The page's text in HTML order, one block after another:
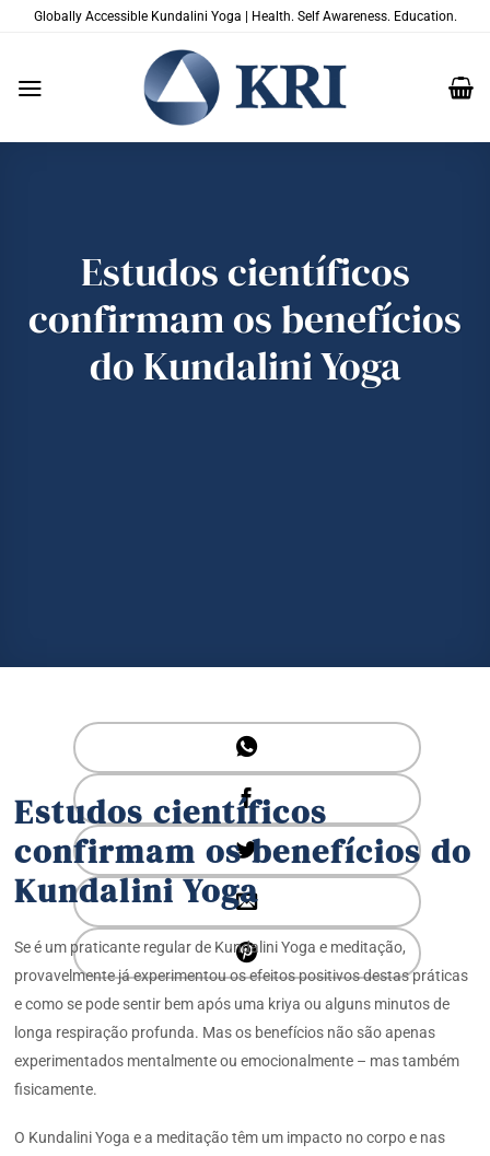
Globally Accessible Kundalini Yoga | Health. Self Awareness. Education.
Estudos científicos
confirmam os benefícios
do Kundalini Yoga
Estudos científicos
confirmam os benefícios do
Kundalini Yoga
Se é um praticante regular de Kundalini Yoga e meditação,
provavelmente já experimentou os efeitos positivos destas práticas
e como se pode sentir bem após uma kriya ou alguns minutos de
longa respiração profunda. Mas os benefícios não são apenas
experimentados mentalmente ou emocionalmente – mas também
fisicamente.
O Kundalini Yoga e a meditação têm um impacto no corpo e nas